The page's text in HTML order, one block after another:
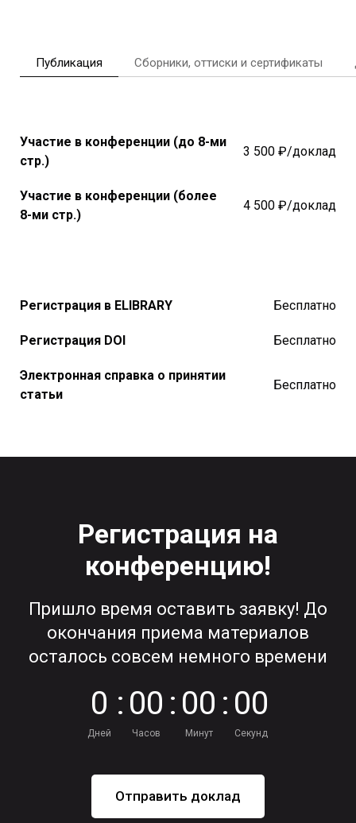
Публикация Сборники, оттиски и сертификаты
Участие в конференции (до 8-ми
стр.)
3 500 ₽/доклад
Участие в конференции (более
8-ми стр.)
4 500 ₽/доклад
Регистрация в ELIBRARY Бесплатно
Регистрация DOI Бесплатно
Электронная справка о принятии
статьи
Бесплатно
Регистрация на
конференцию!
Пришло время оставить заявку! До
окончания приема материалов
осталось совсем немного времени
0
Дней
: 00
Часов
: 00
Минут
: 00
Секунд
Отправить доклад